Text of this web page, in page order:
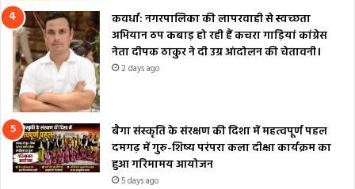
कवर्धा: नगरपालिका की लापरवाही से स्वच्छता
अभियान ठप कबाड़ हो रही हैं कचरा गाड़ियां कांग्रेस
नेता दीपक ठाकुर ने दी उग्र आंदोलन की चेतावनी।
2 days ago
बैगा संस्कृति के संरक्षण की दिशा में महत्वपूर्ण पहल
दमगढ़ में गुरु-शिष्य परंपरा कला दीक्षा कार्यक्रम का
हुआ गरिमामय आयोजन
5 days ago